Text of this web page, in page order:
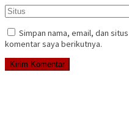
Simpan nama, email, dan
komentar saya berikutnya.